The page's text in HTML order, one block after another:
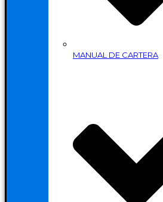
MANUAL DE CARTERA